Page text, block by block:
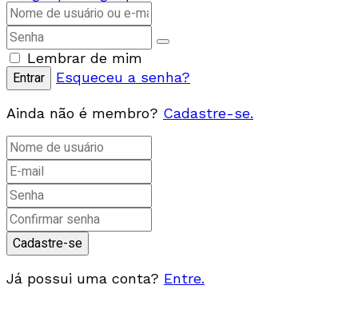
Lembrar de mim
Esqueceu a senha?
Ainda não é membro? Cadastre-se.
Já possui uma conta? Entre.